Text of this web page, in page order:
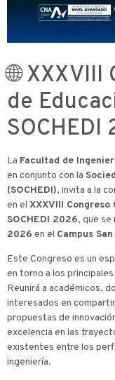
🌐
de
SOCHEDI
La Facultad de
en conjunto con la
(SOCHEDI), invita a la
en el XXXVIII
SOCHEDI 2026, que se
2026 en el Campus
Este Congreso es un
en torno a los
Reunirá a académicos,
interesados en
propuestas de
excelencia en las
existentes entre los
ingeniería.